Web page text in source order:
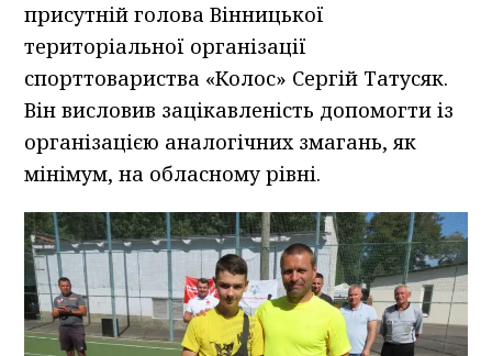
присутній голова Вінницької
територіальної організації
спорттовариства «Колос» Сергій Татусяк.
Він висловив зацікавленість допомогти із
організацією аналогічних змагань, як
мінімум, на обласному рівні.